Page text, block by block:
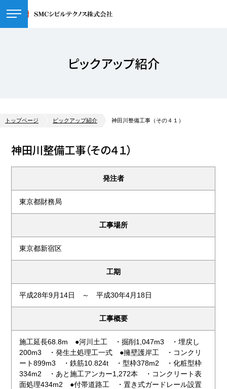
ピックアップ紹介
トップページ ピックアップ紹介 神田川整備工事（その４１）
神田川整備工事（その４１）
発注者
東京都財務局
工事場所
東京都新宿区
工期
平成28年9月14日 ～ 平成30年4月18日
工事概要
施工延長68.8m ●河川土工 ・掘削1,047m3 ・埋戻し
200m3 ・発生土処理工一式 ●擁壁護岸工 ・コンクリ
ート899m3 ・鉄筋10.824t ・型枠378m2 ・化粧型枠
334m2 ・あと施工アンカー1,272本 ・コンクリート表
面処理434m2 ●付帯道路工 ・置き式ガードレール設置